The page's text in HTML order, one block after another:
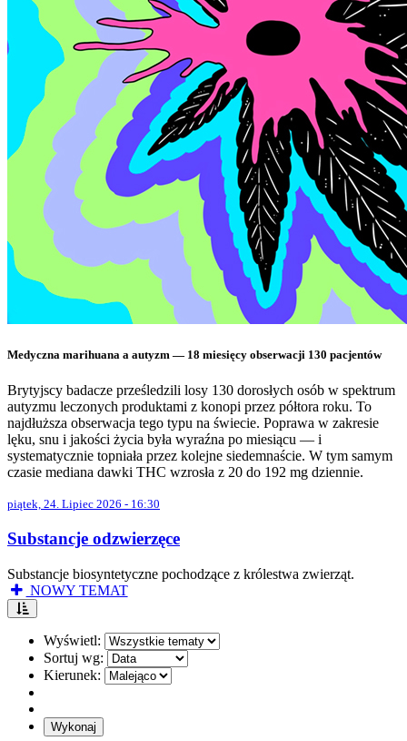
Medyczna marihuana a autyzm — 18 miesięcy obserwacji 130 pacjentów
Brytyjscy badacze prześledzili losy 130 dorosłych osób w spektrum
autyzmu leczonych produktami z konopi przez półtora roku. To
najdłuższa obserwacja tego typu na świecie. Poprawa w zakresie
lęku, snu i jakości życia była wyraźna po miesiącu — i
systematycznie topniała przez kolejne siedemnaście. W tym samym
czasie mediana dawki THC wzrosła z 20 do 192 mg dziennie.
piątek, 24. Lipiec 2026 - 16:30
Substancje odzwierzęce
Substancje biosyntetyczne pochodzące z królestwa zwierząt.
NOWY TEMAT
Wyświetl:
Sortuj wg:
Kierunek: